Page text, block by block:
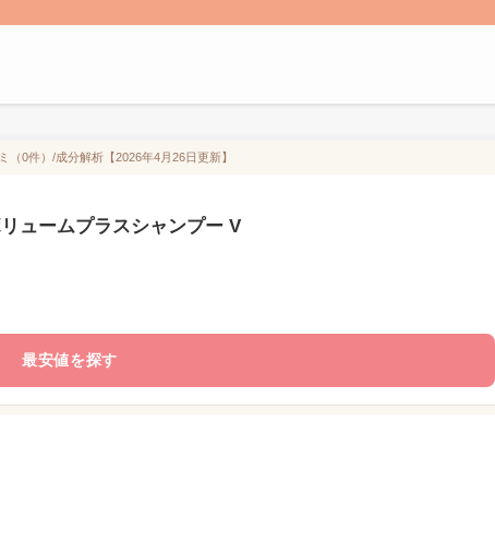
0件）/成分解析【2026年4月26日更新】
ュームプラスシャンプー V
最安値を探す